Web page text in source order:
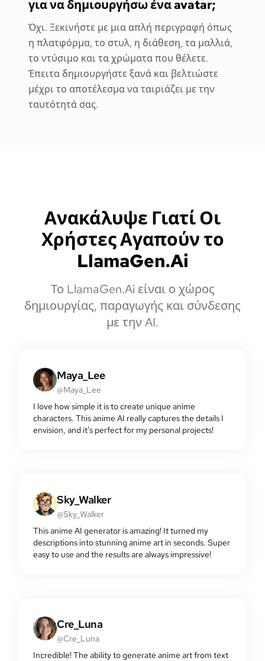
για να δημιουργήσω ένα avatar;
Όχι. Ξεκινήστε με μια απλή περιγραφή όπως
η πλατφόρμα, το στυλ, η διάθεση, τα μαλλιά,
το ντύσιμο και τα χρώματα που θέλετε.
Έπειτα δημιουργήστε ξανά και βελτιώστε
μέχρι το αποτέλεσμα να ταιριάζει με την
ταυτότητά σας.
Ανακάλυψε Γιατί Οι
Χρήστες Αγαπούν το
LlamaGen.Ai
Το LlamaGen.Ai είναι ο χώρος
δημιουργίας, παραγωγής και σύνδεσης
με την AI.
Maya_Lee
@Maya_Lee
I love how simple it is to create unique anime
characters. This anime AI really captures the details I
envision, and it's perfect for my personal projects!
Sky_Walker
@Sky_Walker
This anime AI generator is amazing! It turned my
descriptions into stunning anime art in seconds. Super
easy to use and the results are always impressive!
Cre_Luna
@Cre_Luna
Incredible! The ability to generate anime art from text